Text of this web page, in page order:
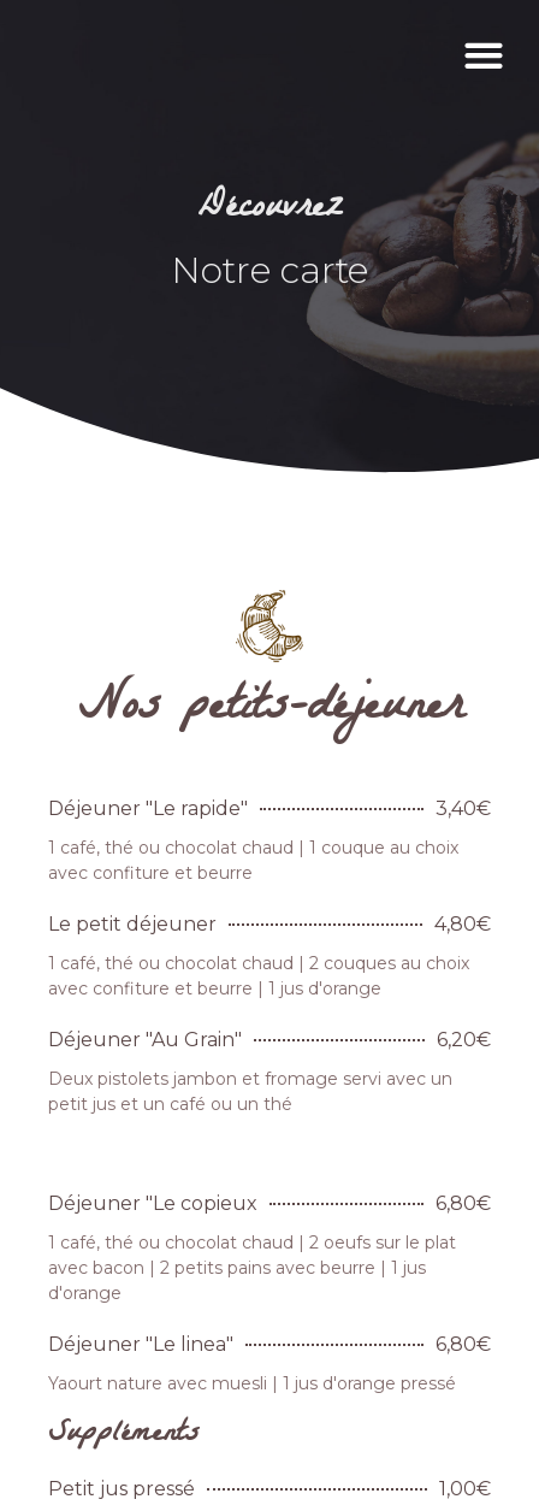
Découvrez
Notre carte
Nos petits-déjeuner
Déjeuner "Le rapide" 3,40€
1 café, thé ou chocolat chaud | 1 couque au choix
avec confiture et beurre
Le petit déjeuner 4,80€
1 café, thé ou chocolat chaud | 2 couques au choix
avec confiture et beurre | 1 jus d'orange
Déjeuner "Au Grain" 6,20€
Deux pistolets jambon et fromage servi avec un
petit jus et un café ou un thé
Déjeuner "Le copieux 6,80€
1 café, thé ou chocolat chaud | 2 oeufs sur le plat
avec bacon | 2 petits pains avec beurre | 1 jus
d'orange
Déjeuner "Le linea" 6,80€
Yaourt nature avec muesli | 1 jus d'orange pressé
Suppléments
Petit jus pressé 1,00€